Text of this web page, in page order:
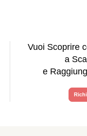
Vuoi Scoprire
a
e